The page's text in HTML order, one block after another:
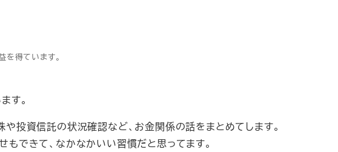
を得ています。
す。
投資信託の状況確認など、お金関係の話をまとめてします。
できて、なかなかいい習慣だと思ってます。